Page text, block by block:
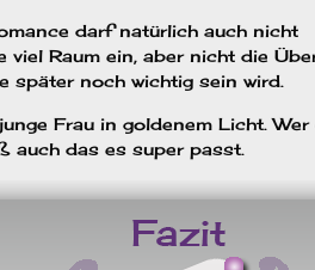
darf natürlich auch nicht
viel Raum ein, aber nicht die
später noch wichtig sein wird.
Frau in goldenem Licht. Wer
auch das es super passt.